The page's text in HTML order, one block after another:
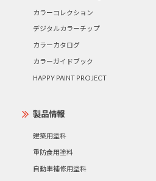
カラーコレクション
デジタルカラーチップ
カラーカタログ
カラーガイドブック
HAPPY PAINT PROJECT
製品情報
建築用塗料
重防食用塗料
自動車補修用塗料